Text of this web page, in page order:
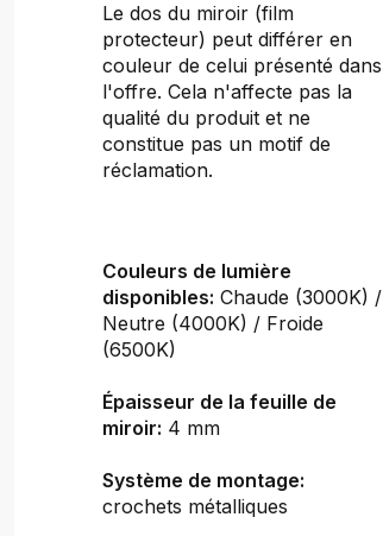
Le dos du miroir (film
protecteur) peut différer en
couleur de celui présenté dans
l'offre. Cela n'affecte pas la
qualité du produit et ne
constitue pas un motif de
réclamation.
Couleurs de lumière
disponibles: Chaude (3000K) /
Neutre (4000K) / Froide
(6500K)
Épaisseur de la feuille de
miroir: 4 mm
Système de montage:
crochets métalliques